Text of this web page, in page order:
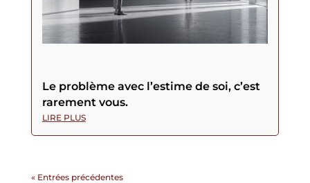
Le problème avec l’estime de soi, c’est
rarement vous.
LIRE PLUS
« Entrées précédentes